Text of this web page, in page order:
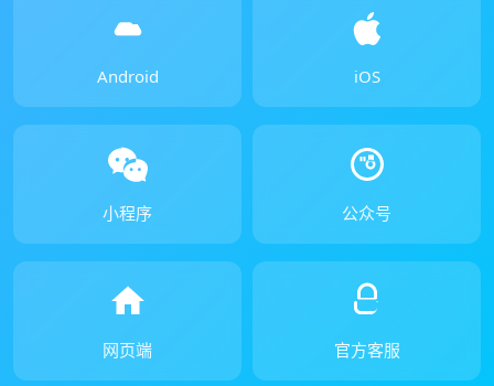
Android iOS
小程序 公众号
网页端 官方客服